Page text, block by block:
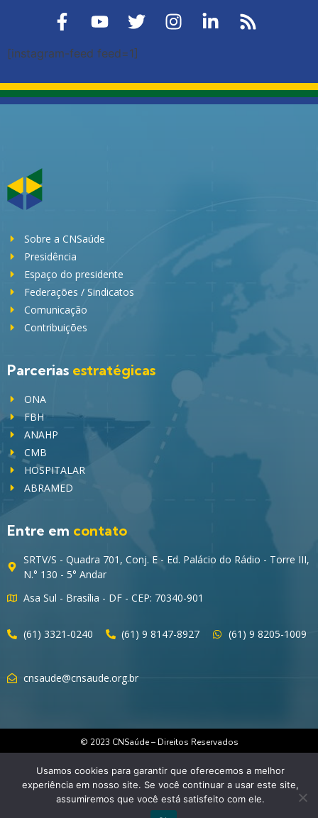
[instagram-feed feed=1]
Sobre a CNSaúde
Presidência
Espaço do presidente
Federações / Sindicatos
Comunicação
Contribuições
Parcerias estratégicas
ONA
FBH
ANAHP
CMB
HOSPITALAR
ABRAMED
Entre em contato
SRTV/S - Quadra 701, Conj. E - Ed. Palácio do Rádio - Torre III,
N.° 130 - 5° Andar
Asa Sul - Brasília - DF - CEP: 70340-901
(61) 3321-0240 (61) 9 8147-8927 (61) 9 8205-1009
cnsaude@cnsaude.org.br
© 2023 CNSaúde – Direitos Reservados
Usamos cookies para garantir que oferecemos a melhor
experiência em nosso site. Se você continuar a usar este site,
assumiremos que você está satisfeito com ele.